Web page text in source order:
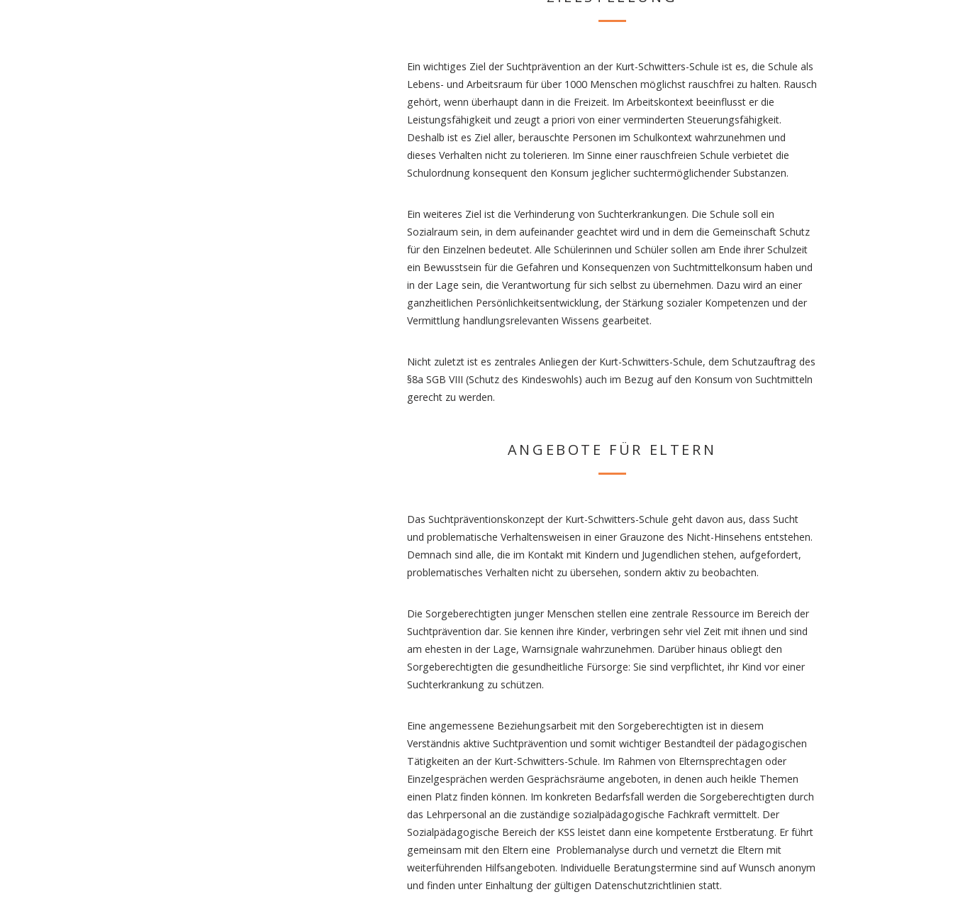
Ein wichtiges Ziel der Suchtprävention an der Kurt-Schwitters-Schule ist es, die Schule als
Lebens- und Arbeitsraum für über 1000 Menschen möglichst rauschfrei zu halten. Rausch
gehört, wenn überhaupt dann in die Freizeit. Im Arbeitskontext beeinflusst er die
Leistungsfähigkeit und zeugt a priori von einer verminderten Steuerungsfähigkeit.
Deshalb ist es Ziel aller, berauschte Personen im Schulkontext wahrzunehmen und
dieses Verhalten nicht zu tolerieren. Im Sinne einer rauschfreien Schule verbietet die
Schulordnung konsequent den Konsum jeglicher suchtermöglichender Substanzen.
Ein weiteres Ziel ist die Verhinderung von Suchterkrankungen. Die Schule soll ein
Sozialraum sein, in dem aufeinander geachtet wird und in dem die Gemeinschaft Schutz
für den Einzelnen bedeutet. Alle Schülerinnen und Schüler sollen am Ende ihrer Schulzeit
ein Bewusstsein für die Gefahren und Konsequenzen von Suchtmittelkonsum haben und
in der Lage sein, die Verantwortung für sich selbst zu übernehmen. Dazu wird an einer
ganzheitlichen Persönlichkeitsentwicklung, der Stärkung sozialer Kompetenzen und der
Vermittlung handlungsrelevanten Wissens gearbeitet.
Nicht zuletzt ist es zentrales Anliegen der Kurt-Schwitters-Schule, dem Schutzauftrag des
§8a SGB VIII (Schutz des Kindeswohls) auch im Bezug auf den Konsum von Suchtmitteln
gerecht zu werden.
ANGEBOTE FÜR ELTERN
Das Suchtpräventionskonzept der Kurt-Schwitters-Schule geht davon aus, dass Sucht
und problematische Verhaltensweisen in einer Grauzone des Nicht-Hinsehens entstehen.
Demnach sind alle, die im Kontakt mit Kindern und Jugendlichen stehen, aufgefordert,
problematisches Verhalten nicht zu übersehen, sondern aktiv zu beobachten.
Die Sorgeberechtigten junger Menschen stellen eine zentrale Ressource im Bereich der
Suchtprävention dar. Sie kennen ihre Kinder, verbringen sehr viel Zeit mit ihnen und sind
am ehesten in der Lage, Warnsignale wahrzunehmen. Darüber hinaus obliegt den
Sorgeberechtigten die gesundheitliche Fürsorge: Sie sind verpflichtet, ihr Kind vor einer
Suchterkrankung zu schützen.
Eine angemessene Beziehungsarbeit mit den Sorgeberechtigten ist in diesem
Verständnis aktive Suchtprävention und somit wichtiger Bestandteil der pädagogischen
Tätigkeiten an der Kurt-Schwitters-Schule. Im Rahmen von Elternsprechtagen oder
Einzelgesprächen werden Gesprächsräume angeboten, in denen auch heikle Themen
einen Platz finden können. Im konkreten Bedarfsfall werden die Sorgeberechtigten durch
das Lehrpersonal an die zuständige sozialpädagogische Fachkraft vermittelt. Der
Sozialpädagogische Bereich der KSS leistet dann eine kompetente Erstberatung. Er führt
gemeinsam mit den Eltern eine Problemanalyse durch und vernetzt die Eltern mit
weiterführenden Hilfsangeboten. Individuelle Beratungstermine sind auf Wunsch anonym
und finden unter Einhaltung der gültigen Datenschutzrichtlinien statt.